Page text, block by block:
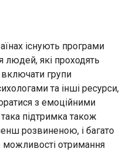
існують програми
людей, які проходять
групи
та інші ресурси,
з емоційними
підтримка також
розвиненою, і багато
отримання